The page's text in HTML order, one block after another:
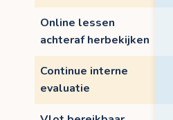
Online lessen
achteraf herbekijken
Continue interne
evaluatie